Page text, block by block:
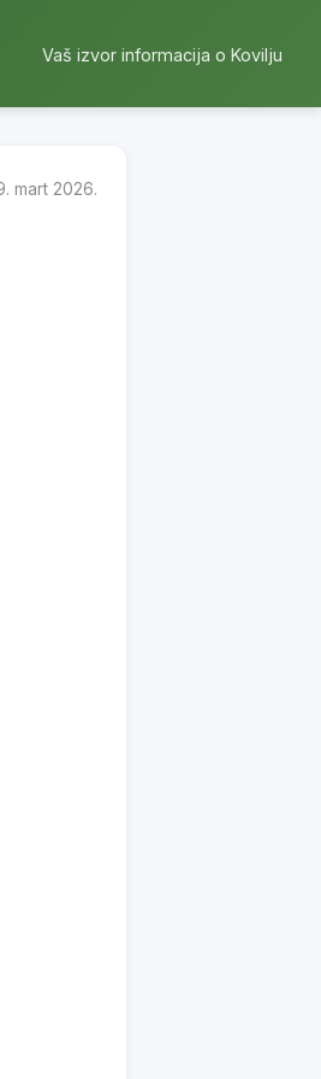
Vaš izvor informacija o Kovilju
mart 2026.